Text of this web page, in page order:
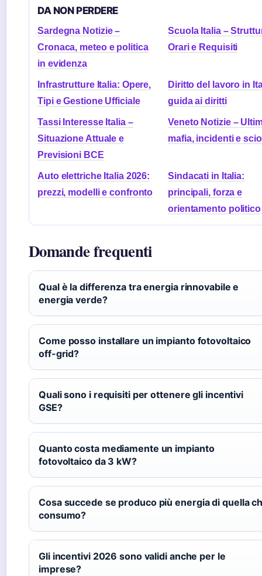
DA NON PERDERE
Sardegna Notizie –
Cronaca, meteo e politica
in evidenza
Scuola Italia –
Orari e Requisiti
Infrastrutture Italia: Opere,
Tipi e Gestione Ufficiale
Diritto del lavoro in
guida ai diritti
Tassi Interesse Italia –
Situazione Attuale e
Previsioni BCE
Veneto Notizie –
mafia, incidenti e
Auto elettriche Italia 2026:
prezzi, modelli e confronto
Sindacati in Italia:
principali, forza e
orientamento politico
Domande frequenti
Qual è la differenza tra energia rinnovabile e
energia verde?
Come posso installare un impianto fotovoltaico
off-grid?
Quali sono i requisiti per ottenere gli incentivi
GSE?
Quanto costa mediamente un impianto
fotovoltaico da 3 kW?
Cosa succede se produco più energia di quella
consumo?
Gli incentivi 2026 sono validi anche per le
imprese?